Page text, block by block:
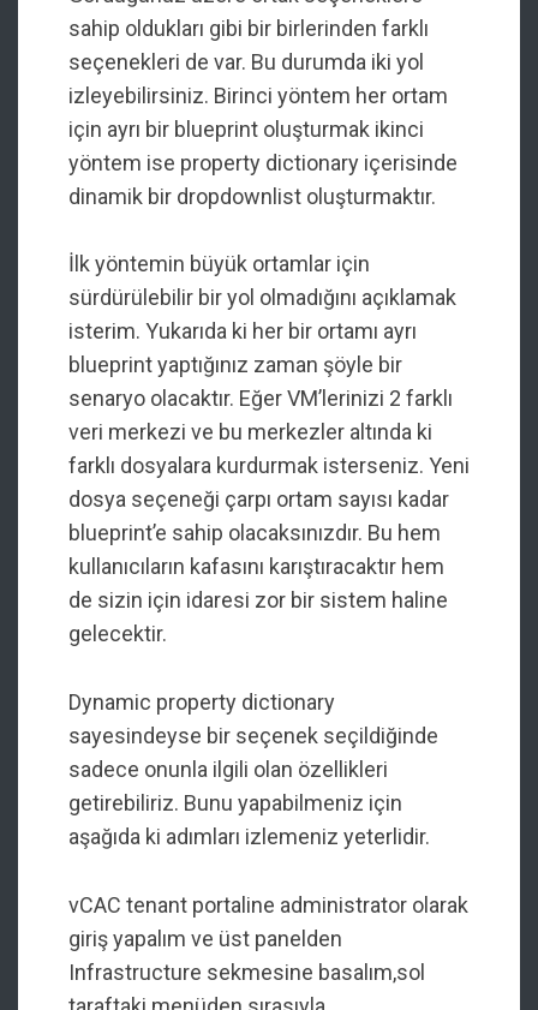
sahip oldukları gibi bir birlerinden farklı
seçenekleri de var. Bu durumda iki yol
izleyebilirsiniz. Birinci yöntem her ortam
için ayrı bir blueprint oluşturmak ikinci
yöntem ise property dictionary içerisinde
dinamik bir dropdownlist oluşturmaktır.
İlk yöntemin büyük ortamlar için
sürdürülebilir bir yol olmadığını açıklamak
isterim. Yukarıda ki her bir ortamı ayrı
blueprint yaptığınız zaman şöyle bir
senaryo olacaktır. Eğer VM’lerinizi 2 farklı
veri merkezi ve bu merkezler altında ki
farklı dosyalara kurdurmak isterseniz. Yeni
dosya seçeneği çarpı ortam sayısı kadar
blueprint’e sahip olacaksınızdır. Bu hem
kullanıcıların kafasını karıştıracaktır hem
de sizin için idaresi zor bir sistem haline
gelecektir.
Dynamic property dictionary
sayesindeyse bir seçenek seçildiğinde
sadece onunla ilgili olan özellikleri
getirebiliriz. Bunu yapabilmeniz için
aşağıda ki adımları izlemeniz yeterlidir.
vCAC tenant portaline administrator olarak
giriş yapalım ve üst panelden
Infrastructure sekmesine basalım,sol